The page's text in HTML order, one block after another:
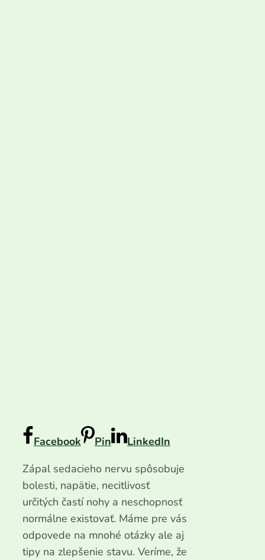
Facebook Pin
LinkedIn
Zápal sedacieho nervu spôsobuje
bolesti, napätie, necitlivosť
určitých častí nohy a neschopnosť
normálne existovať. Máme pre vás
odpovede na mnohé otázky ale aj
tipy na zlepšenie stavu. Veríme, že